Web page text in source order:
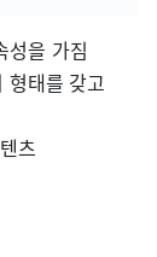
을 가짐
태를 갖고
츠